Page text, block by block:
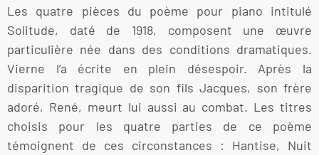
Les quatre pièces du poème pour piano intitulé
Solitude, daté de 1918, composent une œuvre
particulière née dans des conditions dramatiques.
Vierne l’a écrite en plein désespoir. Après la
disparition tragique de son fils Jacques, son frère
adoré, René, meurt lui aussi au combat. Les titres
choisis pour les quatre parties de ce poème
témoignent de ces circonstances : Hantise, Nuit